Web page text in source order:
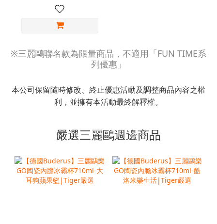
※三麗鷗聯名款為限量商品，不適用「FUN TIME系
列優惠」
本公司保留隨時修改、終止優惠活動及調整商品內容之權
利，並擁有本活動最終解釋權。
嚴選三麗鷗週邊商品